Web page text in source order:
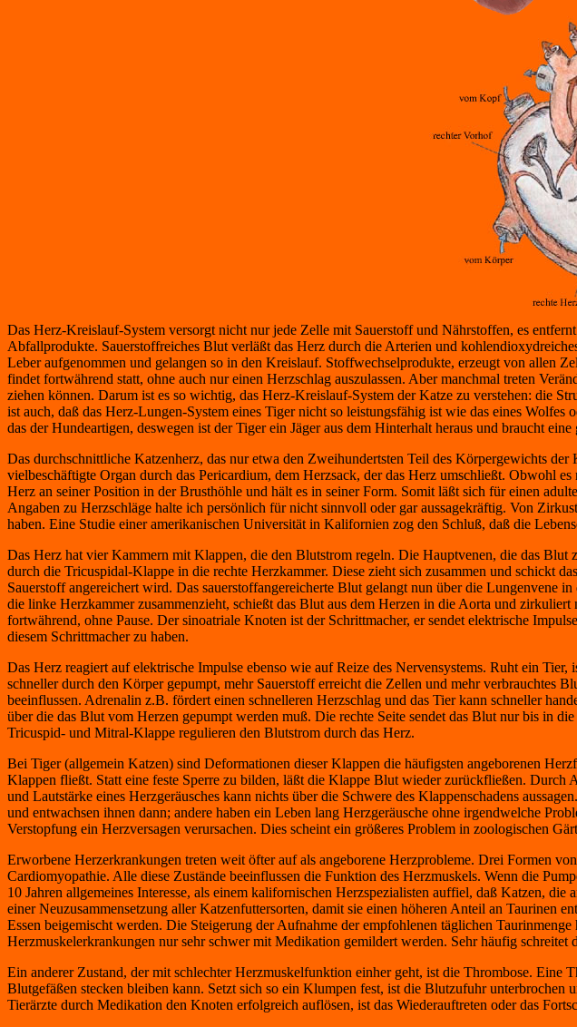
Das Herz-Kreislauf-System versorgt nicht nur jede Zelle mit Sauerstoff und Nährstoffen, es
Abfallprodukte. Sauerstoffreiches Blut verläßt das Herz durch die Arterien und
Leber aufgenommen und gelangen so in den Kreislauf. Stoffwechselprodukte, erzeugt von allen
findet fortwährend statt, ohne auch nur einen Herzschlag auszulassen. Aber manchmal treten
ziehen können. Darum ist es so wichtig, das Herz-Kreislauf-System der Katze zu verstehen: die
ist auch, daß das Herz-Lungen-System eines Tiger nicht so leistungsfähig ist wie das eines
das der Hundeartigen, deswegen ist der Tiger ein Jäger aus dem Hinterhalt heraus und braucht
Das durchschnittliche Katzenherz, das nur etwa den Zweihundertsten Teil des Körpergewichts
vielbeschäftigte Organ durch das Pericardium, dem Herzsack, der das Herz umschließt. Obwohl
Herz an seiner Position in der Brusthöhle und hält es in seiner Form. Somit läßt sich für einen
Angaben zu Herzschläge halte ich persönlich für nicht sinnvoll oder gar aussagekräftig. Von
haben. Eine Studie einer amerikanischen Universität in Kalifornien zog den Schluß, daß die
Das Herz hat vier Kammern mit Klappen, die den Blutstrom regeln. Die Hauptvenen, die das
durch die Tricuspidal-Klappe in die rechte Herzkammer. Diese zieht sich zusammen und schickt
Sauerstoff angereichert wird. Das sauerstoffangereicherte Blut gelangt nun über die
die linke Herzkammer zusammenzieht, schießt das Blut aus dem Herzen in die Aorta und
fortwährend, ohne Pause. Der sinoatriale Knoten ist der Schrittmacher, er sendet elektrische
diesem Schrittmacher zu haben.
Das Herz reagiert auf elektrische Impulse ebenso wie auf Reize des Nervensystems. Ruht ein
schneller durch den Körper gepumpt, mehr Sauerstoff erreicht die Zellen und mehr verbrauchtes
beeinflussen. Adrenalin z.B. fördert einen schnelleren Herzschlag und das Tier kann schneller
über die das Blut vom Herzen gepumpt werden muß. Die rechte Seite sendet das Blut nur bis in
Tricuspid- und Mitral-Klappe regulieren den Blutstrom durch das Herz.
Bei Tiger (allgemein Katzen) sind Deformationen dieser Klappen die häufigsten angeborenen
Klappen fließt. Statt eine feste Sperre zu bilden, läßt die Klappe Blut wieder zurückfließen. Durch
und Lautstärke eines Herzgeräusches kann nichts über die Schwere des Klappenschadens
und entwachsen ihnen dann; andere haben ein Leben lang Herzgeräusche ohne irgendwelche
Verstopfung ein Herzversagen verursachen. Dies scheint ein größeres Problem in zoologischen
Erworbene Herzerkrankungen treten weit öfter auf als angeborene Herzprobleme. Drei Formen
Cardiomyopathie. Alle diese Zustände beeinflussen die Funktion des Herzmuskels. Wenn die
10 Jahren allgemeines Interesse, als einem kalifornischen Herzspezialisten auffiel, daß Katzen,
einer Neuzusammensetzung aller Katzenfuttersorten, damit sie einen höheren Anteil an Taurinen
Essen beigemischt werden. Die Steigerung der Aufnahme der empfohlenen täglichen
Herzmuskelerkrankungen nur sehr schwer mit Medikation gemildert werden. Sehr häufig schreitet
Ein anderer Zustand, der mit schlechter Herzmuskelfunktion einher geht, ist die Thrombose.
Blutgefäßen stecken bleiben kann. Setzt sich so ein Klumpen fest, ist die Blutzufuhr
Tierärzte durch Medikation den Knoten erfolgreich auflösen, ist das Wiederauftreten oder das